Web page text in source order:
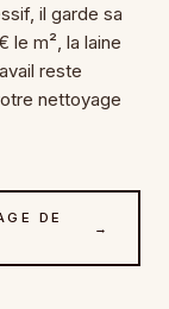
il garde sa
le m², la laine
reste
nettoyage
DE
→